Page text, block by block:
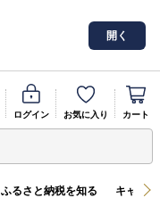
開く
ログイン お気に入り カート
ふるさと納税を知る キャン